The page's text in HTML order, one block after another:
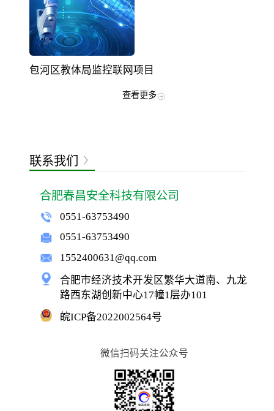
包河区教体局监控联网项目
查看更多
联系我们
合肥春昌安全科技有限公司
0551-63753490
0551-63753490
1552400631@qq.com
合肥市经济技术开发区繁华大道南、九龙
路西东湖创新中心17幢1层办101
皖ICP备2022002564号
微信扫码关注公众号